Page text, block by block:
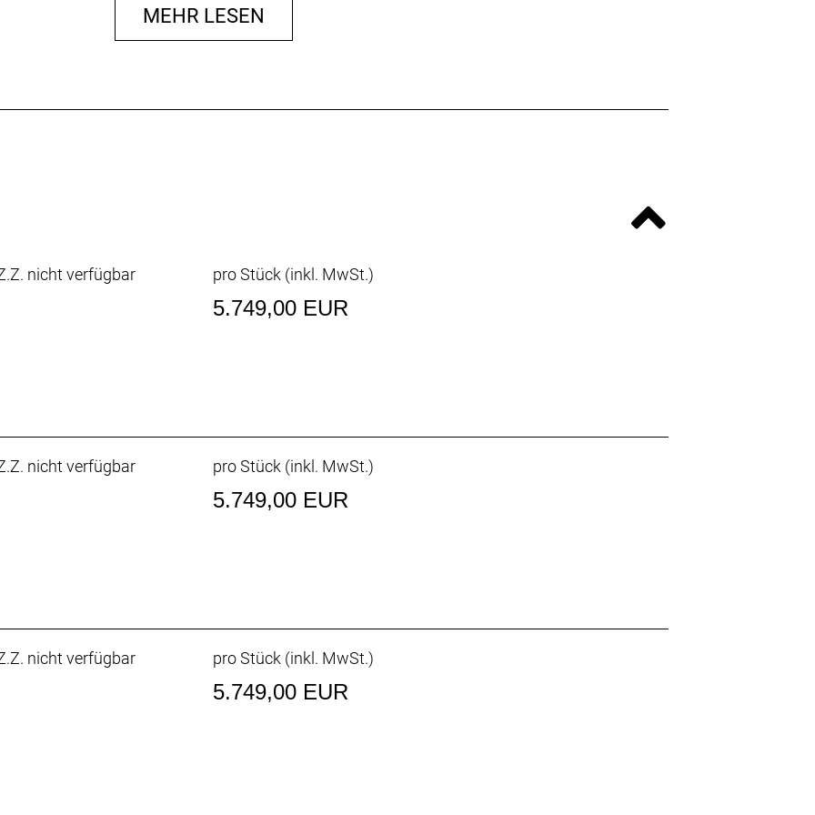
Adj.
SC-119A
Remote
* 4 Ampere
MEHR LESEN
nicht verfügbar pro Stück (inkl. MwSt.)
5.749,00 EUR
nicht verfügbar pro Stück (inkl. MwSt.)
5.749,00 EUR
nicht verfügbar pro Stück (inkl. MwSt.)
5.749,00 EUR